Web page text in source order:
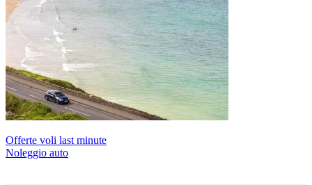
Offerte voli last minute
Noleggio auto